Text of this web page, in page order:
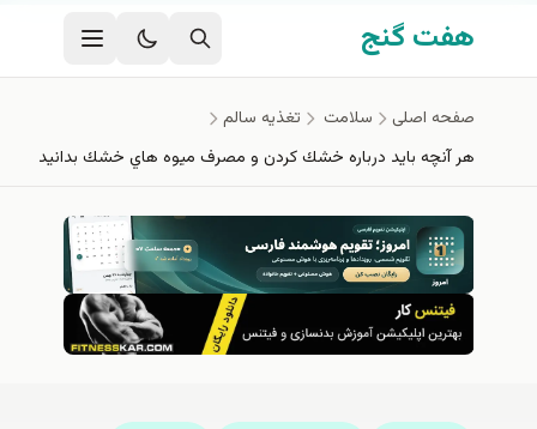
رفتن به محتوای اصلی
هفت گنج
صفحه اصلی سلامت
تغذيه سالم
هر آنچه بايد درباره خشك كردن و مصرف ميوه هاي خشك بدانيد